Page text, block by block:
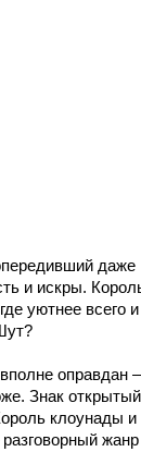
даже
и искры.
уютнее всего и
оправдан
Знак
клоунады
жанр